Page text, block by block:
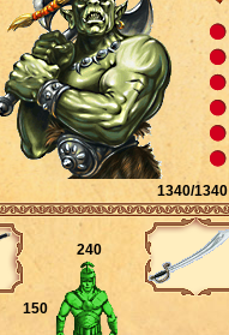
1340/1340
240
150